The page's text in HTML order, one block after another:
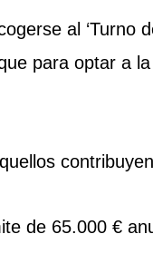
al ‘Turno
para optar a
de 65.000 €